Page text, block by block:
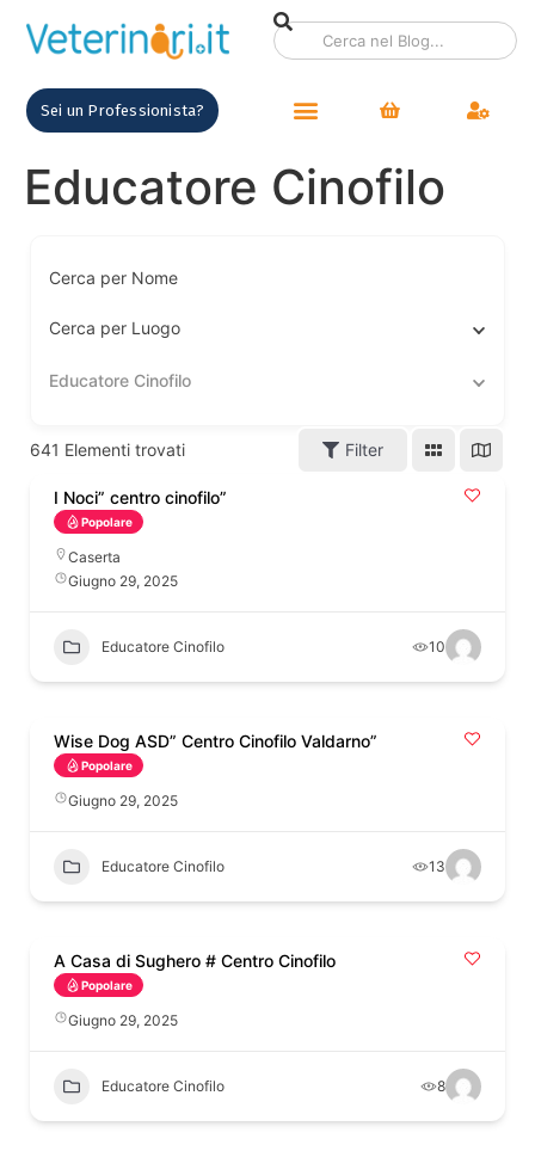
Sei un Professionista?
Educatore Cinofilo
Cerca per Nome
Cerca per Luogo
Educatore Cinofilo
641 Elementi trovati Filter
I Noci” centro cinofilo”
Popolare
Caserta
Giugno 29, 2025
Educatore Cinofilo 10
Wise Dog ASD” Centro Cinofilo Valdarno”
Popolare
Giugno 29, 2025
Educatore Cinofilo 13
A Casa di Sughero # Centro Cinofilo
Popolare
Giugno 29, 2025
Educatore Cinofilo 8